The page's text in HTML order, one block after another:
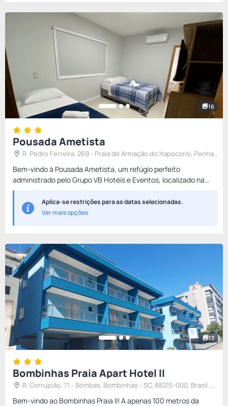
16
Pousada Ametista
Bem-vindo à Pousada Ametista, um refúgio perfeito
administrado pelo Grupo VB Hotéis e Eventos, localizado na
encantadora cidade de Penha•SC. Com uma localização
privilegiada, estam...
Aplica-se restrições para as datas selecionadas.
Ver mais opções
13
Bombinhas Praia Apart Hotel II
Bem-vindo ao Bombinhas Praia II! A apenas 100 metros da